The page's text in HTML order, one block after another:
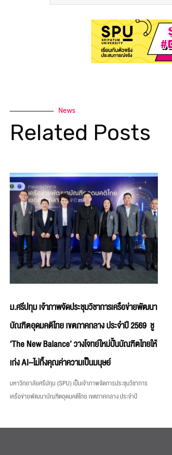
News
Related Posts
ม.ศรีปทุม เจ้าภาพจัดประชุมวิชาการเครือข่ายพัฒนา
บัณฑิตอุดมคติไทย เขตภาคกลาง ประจำปี 2569 ชู
‘The New Balance’ วางโจทย์ใหม่ปั้นบัณฑิตไทยให้
เก่ง AI–ไม่ทิ้งคุณค่าความเป็นมนุษย์
มหาวิทยาลัยศรีปทุม (SPU) เป็นเจ้าภาพจัดการประชุมวิชาการ
เครือข่ายพัฒนาบัณฑิตอุดมคติไทย เขตภาคกลาง ประจำปี